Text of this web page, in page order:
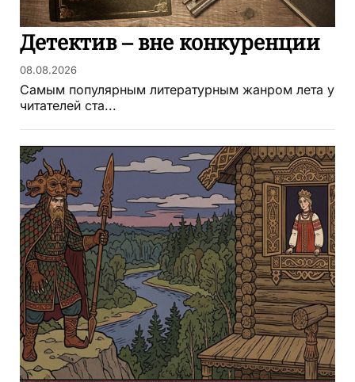
Детектив – вне конкуренции
08.08.2026
Самым популярным литературным жанром лета у
читателей ста...